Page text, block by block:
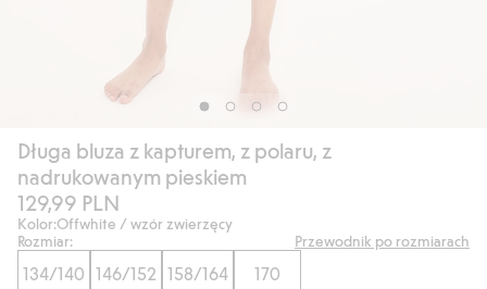
Długa bluza z kapturem, z polaru, z
nadrukowanym pieskiem
129,99 PLN
Kolor:Offwhite / wzór zwierzęcy
Rozmiar:
Przewodnik po rozmiarach
134/140 146/152 158/164 170